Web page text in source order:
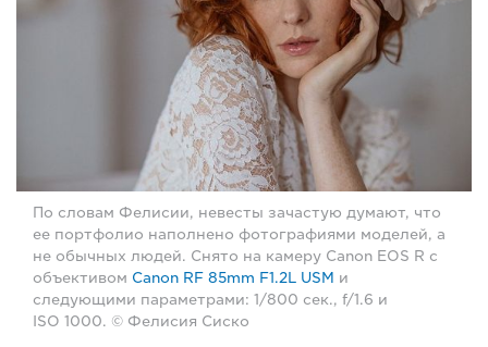
По словам Фелисии, невесты зачастую думают, что
ее портфолио наполнено фотографиями моделей, а
не обычных людей. Снято на камеру Canon EOS R с
объективом Canon RF 85mm F1.2L USM и
следующими параметрами: 1/800 сек., f/1.6 и
ISO 1000. © Фелисия Сиско